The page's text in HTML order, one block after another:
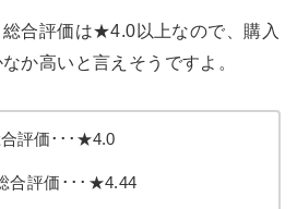
合評価は★4.0以上なので、購入
か高いと言えそうですよ。
評価･･･★4.0
合評価･･･★4.44